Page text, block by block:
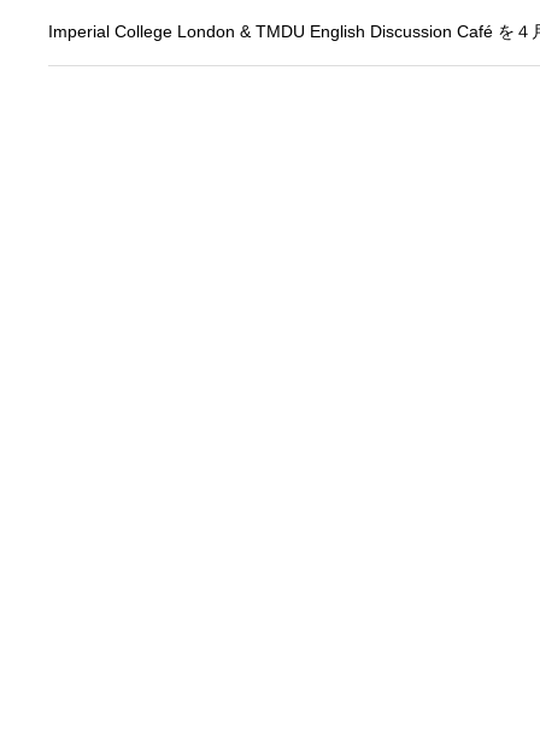
Imperial College London & TMDU English Discussion Café を４